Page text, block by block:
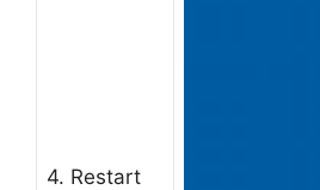
4. Restart